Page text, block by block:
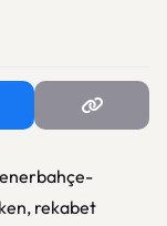
rekabet